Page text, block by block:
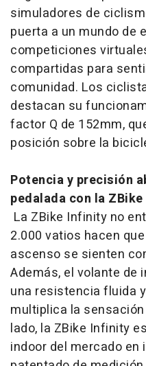
simuladores de
puerta a un mundo de
competiciones
compartidas para
comunidad. Los
destacan su
factor Q de 152mm,
posición sobre la
Potencia y precisión
pedalada con la
La ZBike Infinity no
2.000 vatios hacen
ascenso se sienten
Además, el volante de
una resistencia fluida
multiplica la
lado, la ZBike Infinity
indoor del mercado